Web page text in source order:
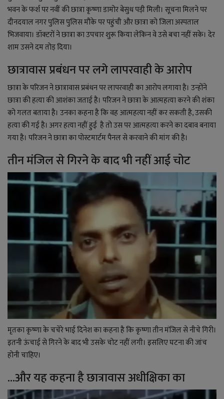
Language
English Hiindi
भवन के फर्श पर नवीं की छात्रा कृष्णा डामोर बेसुध पड़ी मिली। सूचना मिलने पर
दीनदयाल नगर पुलिस पुलिस मौके पर पहुंची और छात्रा को जिला अस्पताल
भिजवाया। डॉक्टरों ने छात्रा का उपचार शुरू किया लेकिन वे उसे बचा नहीं सके। देर
शाम उसने दम तोड़ दिया।
छात्रावास प्रबंधन पर लगे लापरवाही के आरोप
छात्रा के परिजन ने छात्रावास प्रबंधन पर लापरवाही का आरोप लगाया है। उन्होंने
छात्रा की हत्या की आशंका जताई है। परिजन ने छात्रा के आत्महत्या करने की शंका
को गलत बताया है। उनका कहना है कि वह आत्महत्या नहीं कर सकती है, उसकी
हत्या की गई है। अगर हत्या नहीं हुई है तो उस पर आत्महत्या करने का दबाव बनाया
गया है। परिजन ने छात्रा का पोस्टमार्टम पैनल से करवाने की मांग की है।
तीन मंजिल से गिरने के बाद भी नहीं आई चोट
मृतका कृष्णा के चचेरे भाई दिनेश का कहना है कि कृष्णा तीन मंजिल से नीचे गिरी।
इतनी ऊंचाई से गिरने के बाद भी उसके चोट नहीं लगी। इसलिए घटना की जांच
होनी चाहिए।
...और यह कहना है छात्रावास अधीक्षिका का